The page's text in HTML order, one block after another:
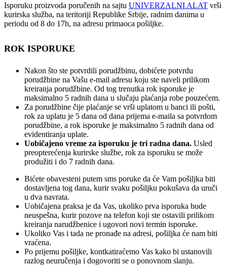
Isporuku proizvoda poručenih na sajtu UNIVERZALNI ALAT vrši
kurirska služba, na teritoriji Republike Srbije, radnim danima u
periodu od 8 do 17h, na adresu primaoca pošiljke.
ROK ISPORUKE
Nakon što ste potvrdili porudžbinu, dobićete potvrdu
porudžbine na Vašu e-mail adresu koju ste naveli prilikom
kreiranja porudžbine. Od tog trenutka rok isporuke je
maksimalno 5 radnih dana u slučaju plaćanja robe pouzećem.
Za porudžbine čije plaćanje se vrši uplatom u banci ili pošti,
rok za uplatu je 5 dana od dana prijema e-maila sa potvrdom
porudžbine, a rok isporuke je maksimalno 5 radnih dana od
evidentiranja uplate.
Uobičajeno vreme za isporuku je tri radna dana. Usled
preopterećenja kurirske službe, rok za isporuku se može
produžiti i do 7 radnih dana.
Bićete obavesteni putem sms poruke da će Vam pošiljka biti
dostavljena tog dana, kurir svaku pošiljku pokušava da uruči
u dva navrata.
Uobičajena praksa je da Vas, ukoliko prva isporuka bude
neuspešna, kurir pozove na telefon koji ste ostavili prilikom
kreiranja narudžbenice i ugovori novi termin isporuke.
Ukoliko Vas i tada ne pronađe na adresi, pošiljka će nam biti
vraćena.
Po prijemu pošiljke, kontkatiraćemo Vas kako bi ustanovili
razlog neuručenja i dogovoriti se o ponovnom slanju.